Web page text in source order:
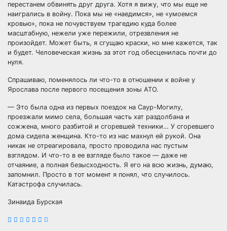
перестанем обвинять друг друга. Хотя я вижу, что мы еще не
наигрались в войну. Пока мы не «наедимся», не «умоемся
кровью», пока не почувствуем трагедию куда более
масштабную, нежели уже пережили, отрезвления не
произойдет. Может быть, я сгущаю краски, но мне кажется, так
и будет. Человеческая жизнь за этот год обесценилась почти до
нуля.
Спрашиваю, поменялось ли что-то в отношении к войне у
Ярослава после первого посещения зоны АТО.
— Это была одна из первых поездок на Саур-Могилу,
проезжали мимо села, большая часть хат раздолбана и
сожжена, много разбитой и сгоревшей техники… У сгоревшего
дома сидела женщина. Кто-то из нас махнул ей рукой. Она
никак не отреагировала, просто проводила нас пустым
взглядом. И что-то в ее взгляде было такое — даже не
отчаяние, а полная безысходность. Я его на всю жизнь, думаю,
запомнил. Просто в тот момент я понял, что случилось.
Катастрофа случилась.
Зинаида Бурская